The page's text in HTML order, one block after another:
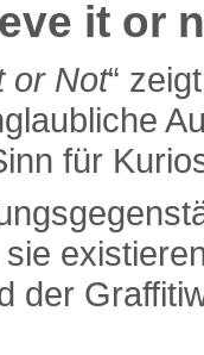
it or
or Not“
für
der